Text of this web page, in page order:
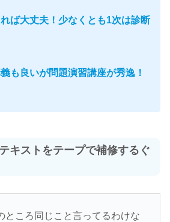
ば大丈夫！少なくとも1次は診断
も良いが問題演習講座が秀逸！
キストをテープで補修するぐ
ところ同じこと言ってるわけな